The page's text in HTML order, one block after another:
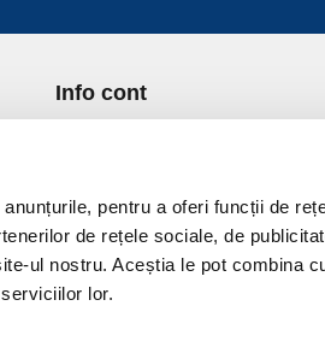
pentru a oferi funcții de
de rețele sociale, de
ul nostru. Aceștia le pot combina
lor.
Info cont
Lista Favorite
GDPR - Protectia datelor
Contact